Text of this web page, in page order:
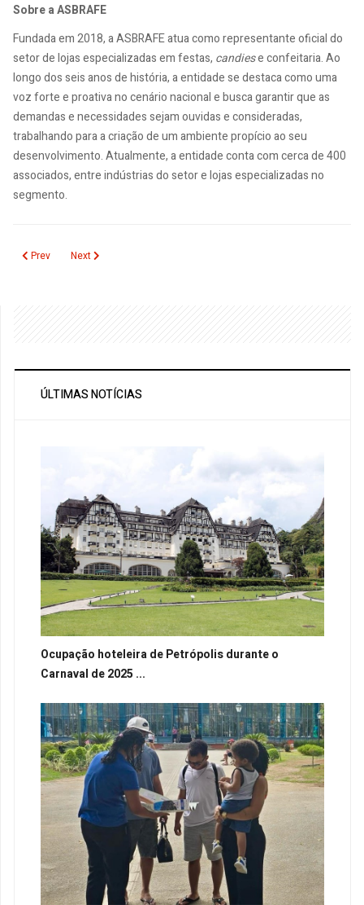
Sobre a ASBRAFE
Fundada em 2018, a ASBRAFE atua como representante oficial do
setor de lojas especializadas em festas, candiese confeitaria. Ao
longo dos seis anos de história, a entidade se destaca como uma
voz forte e proativa no cenário nacional e busca garantir que as
demandas e necessidades sejam ouvidas e consideradas,
trabalhando para a criação de um ambiente propício ao seu
desenvolvimento. Atualmente, a entidade conta com cerca de 400
associados, entre indústrias do setor e lojas especializadas no
segmento.
Previous article: Novos diretores assumem a ABRT com o objetivo de
Prev Next article: ALAGEV leva delegação brasileira para a GBTA
Next
ÚLTIMAS NOTÍCIAS
Ocupação hoteleira de Petrópolis durante o
Carnaval de 2025 ...